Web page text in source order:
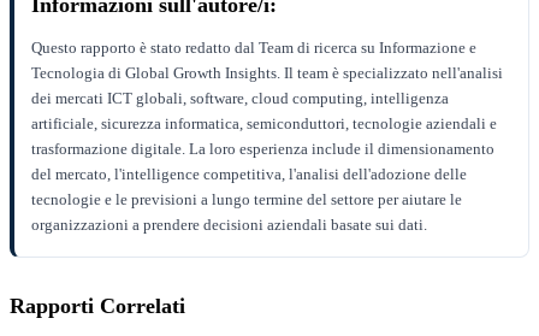
Informazioni sull'autore/i:
Questo rapporto è stato redatto dal Team di ricerca su Informazione e
Tecnologia di Global Growth Insights. Il team è specializzato nell'analisi
dei mercati ICT globali, software, cloud computing, intelligenza
artificiale, sicurezza informatica, semiconduttori, tecnologie aziendali e
trasformazione digitale. La loro esperienza include il dimensionamento
del mercato, l'intelligence competitiva, l'analisi dell'adozione delle
tecnologie e le previsioni a lungo termine del settore per aiutare le
organizzazioni a prendere decisioni aziendali basate sui dati.
Rapporti Correlati